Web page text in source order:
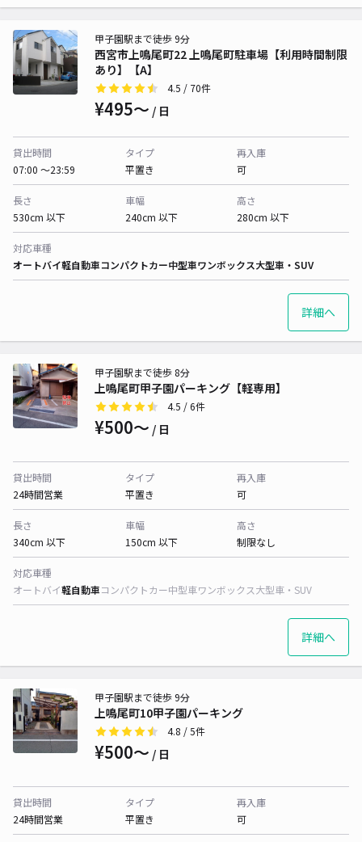
西宮市上鳴尾町22 上鳴尾町駐車場【利用時間制限
あり】【A】
甲子園駅まで徒歩 9分
4.5 / 70件
¥495〜 / 日
貸出時間
07:00 〜23:59
タイプ
平置き
再入庫
可
長さ
530cm 以下
車幅
240cm 以下
高さ
280cm 以下
対応車種
オートバイ軽自動車コンパクトカー中型車ワンボックス大型車・SUV
詳細へ
上鳴尾町甲子園パーキング【軽専用】
甲子園駅まで徒歩 8分
4.5 / 6件
¥500〜 / 日
貸出時間
24時間営業
タイプ
平置き
再入庫
可
長さ
340cm 以下
車幅
150cm 以下
高さ
制限なし
対応車種
オートバイ軽自動車コンパクトカー中型車ワンボックス大型車・SUV
詳細へ
上鳴尾町10甲子園パーキング
甲子園駅まで徒歩 9分
4.8 / 5件
¥500〜 / 日
貸出時間
24時間営業
タイプ
平置き
再入庫
可